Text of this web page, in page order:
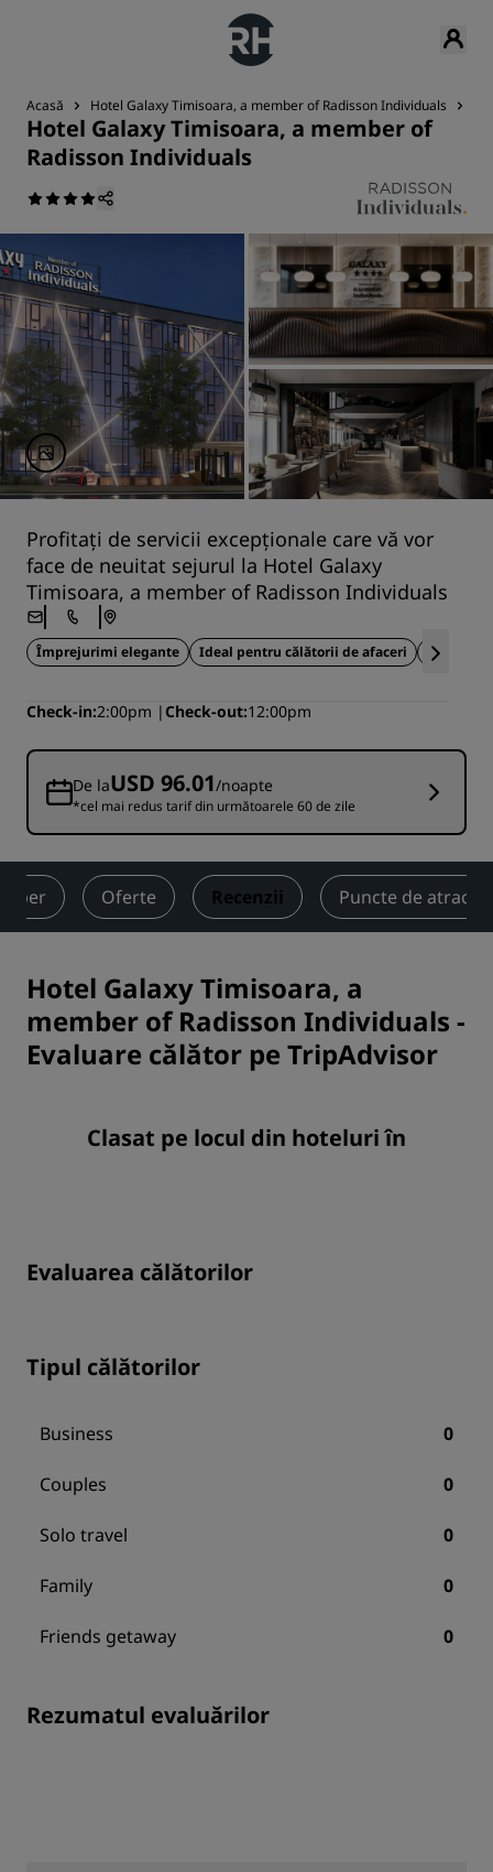
Acasă Hotel Galaxy Timisoara, a member of Radisson Individuals
Hotel Galaxy Timisoara, a member of
Radisson Individuals
Profitați de servicii excepționale care vă vor
face de neuitat sejurul la Hotel Galaxy
Timisoara, a member of Radisson Individuals
Împrejurimi elegante Ideal pentru călătorii de afaceri
Check-in 2:00pm Check-out 12:00pm
De laUSD 96.01/noapte
*cel mai redus tarif din următoarele 60 de zile
liber Oferte Recenzii Puncte de
Hotel Galaxy Timisoara, a
member of Radisson Individuals -
Evaluare călător pe TripAdvisor
Clasat pe locul din hoteluri în
Evaluarea călătorilor
Tipul călătorilor
Business 0
Couples 0
Solo travel 0
Family 0
Friends getaway 0
Rezumatul evaluărilor